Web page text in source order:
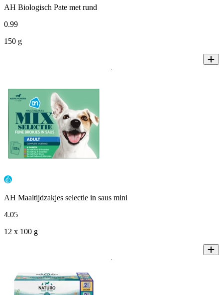
AH Biologisch Pate met rund
0.99
150 g
AH Maaltijdzakjes selectie in saus mini
4.05
12 x 100 g